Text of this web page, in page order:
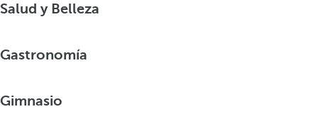
Salud y Belleza
Gastronomía
Gimnasio